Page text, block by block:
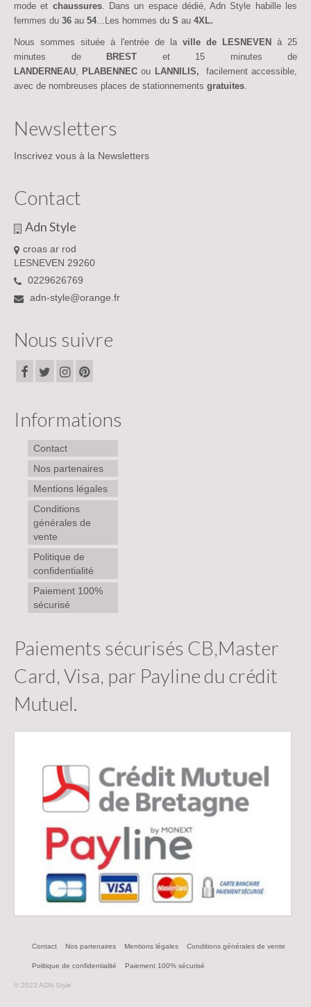
mode et chaussures. Dans un espace dédié, Adn Style habille les
femmes du 36 au 54...Les hommes du S au 4XL.
Nous sommes située à l'entrée de laville de LESNEVEN
à 25
minutes de
BREST et 15 minutes de
LANDERNEAU, PLABENNECou LANNILIS, facilement accessible,
avec de nombreuses places de stationnements gratuites.
Newsletters
Inscrivez vous à la Newsletters
Contact
Adn Style
croas ar rod
LESNEVEN 29260
0229626769
adn-style@orange.fr
Nous suivre
Informations
Contact
Nos partenaires
Mentions légales
Conditions
générales de
vente
Politique de
confidentialité
Paiement 100%
sécurisé
Paiements sécurisés CB,Master
Card, Visa, par Payline du crédit
Mutuel.
Contact Nos partenaires Mentions légales Conditions générales de vente
Politique de confidentialité Paiement 100% sécurisé
© 2023 ADN Style